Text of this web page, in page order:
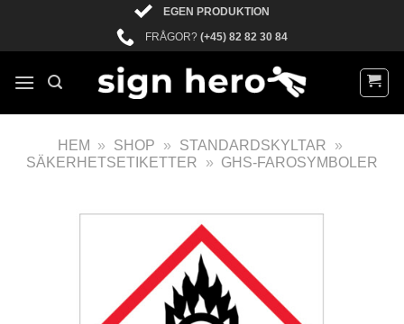
EGEN PRODUKTION
FRÅGOR? (+45) 82 82 30 84
HEM » SHOP » STANDARDSKYLTAR
»
SÄKERHETSETIKETTER
» GHS-FAROSYMBOLER